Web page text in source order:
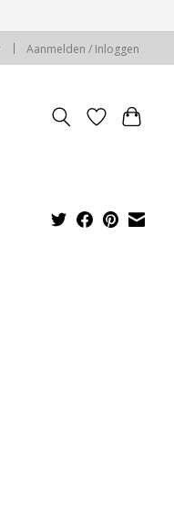
Aanmelden / Inloggen